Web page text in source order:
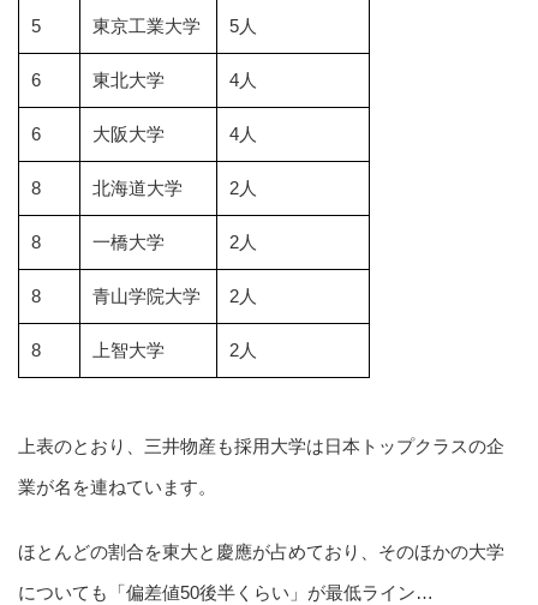
5 東京工業大学 5人
6 東北大学 4人
6 大阪大学 4人
8 北海道大学 2人
8 一橋大学 2人
8 青山学院大学 2人
8 上智大学 2人
上表のとおり、三井物産も採用大学は日本トップクラスの企
業が名を連ねています。
ほとんどの割合を東大と慶應が占めており、そのほかの大学
についても「偏差値50後半くらい」が最低ライン…